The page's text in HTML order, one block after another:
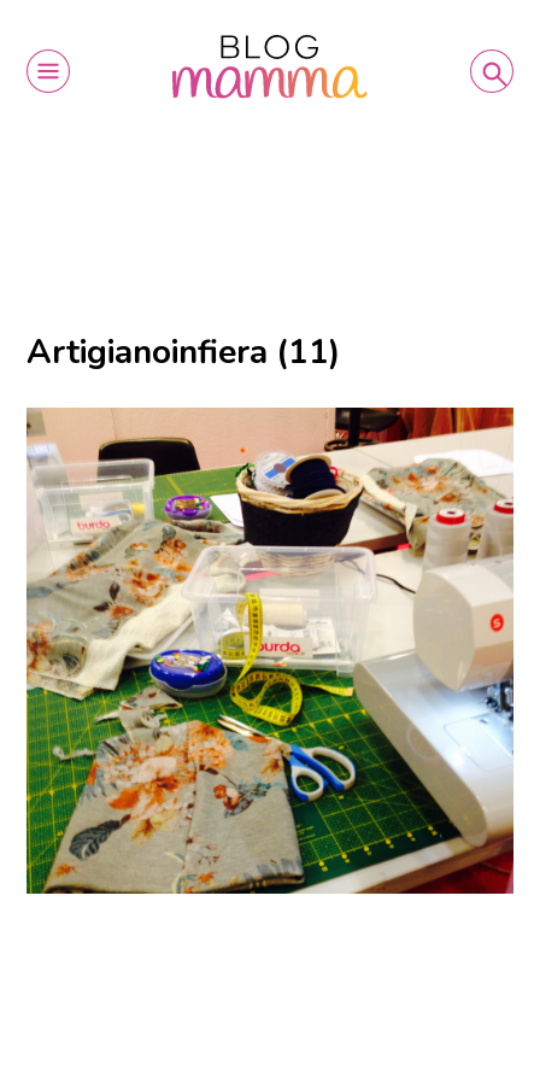
Artigianoinfiera (11)